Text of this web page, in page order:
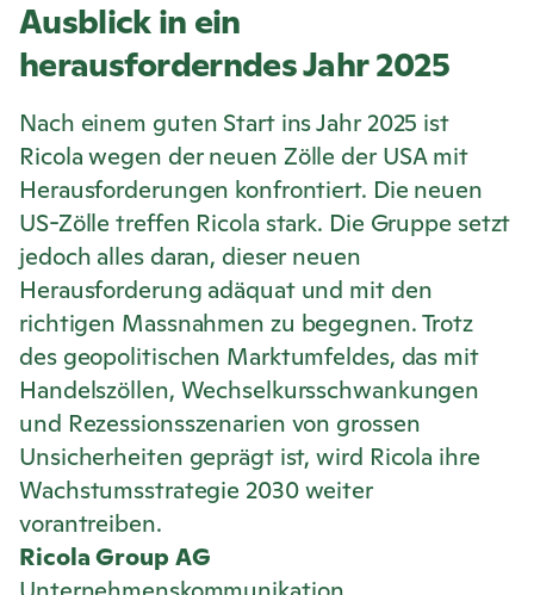
Ausblick in ein
herausforderndes Jahr 2025
Nach einem guten Start ins Jahr 2025 ist
Ricolawegen der neuen Zölle der USA mit
Herausforderungen konfrontiert. Die neuen
US-Zölle treffen Ricola stark. Die Gruppe setzt
jedoch alles daran, dieser neuen
Herausforderung adäquat und mit den
richtigen Massnahmen zu begegnen. Trotz
des geopolitischen Marktumfeldes, das mit
Handelszöllen, Wechselkursschwankungen
und Rezessionsszenarien von grossen
Unsicherheiten geprägt ist, wird Ricola ihre
Wachstumsstrategie 2030 weiter
vorantreiben.
RicolaGroup AG